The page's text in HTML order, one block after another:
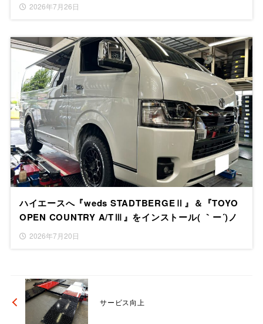
2026年7月26日
ハイエースへ『weds STADTBERGEⅡ』＆『TOYO
OPEN COUNTRY A/TⅢ』をインストール( ｀ー´)ノ
2026年7月20日
サービス向上